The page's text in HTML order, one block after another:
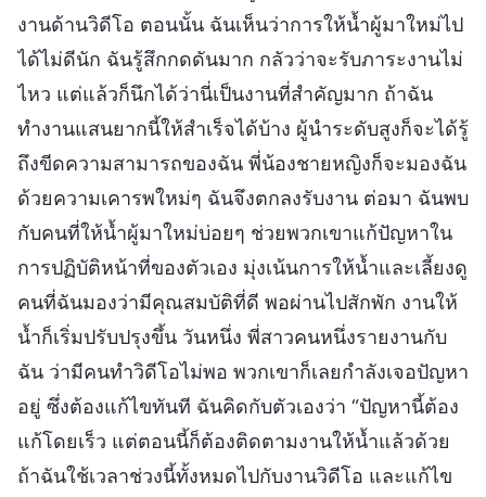
งานด้านวิดีโอ ตอนนั้น ฉันเห็นว่าการให้น้ำผู้มาใหม่ไป
ได้ไม่ดีนัก ฉันรู้สึกกดดันมาก กลัวว่าจะรับภาระงานไม่
ไหว แต่แล้วก็นึกได้ว่านี่เป็นงานที่สำคัญมาก ถ้าฉัน
ทำงานแสนยากนี้ให้สำเร็จได้บ้าง ผู้นำระดับสูงก็จะได้รู้
ถึงขีดความสามารถของฉัน พี่น้องชายหญิงก็จะมองฉัน
ด้วยความเคารพใหม่ๆ ฉันจึงตกลงรับงาน ต่อมา ฉันพบ
กับคนที่ให้น้ำผู้มาใหม่บ่อยๆ ช่วยพวกเขาแก้ปัญหาใน
การปฏิบัติหน้าที่ของตัวเอง มุ่งเน้นการให้น้ำและเลี้ยงดู
คนที่ฉันมองว่ามีคุณสมบัติที่ดี พอผ่านไปสักพัก งานให้
น้ำก็เริ่มปรับปรุงขึ้น วันหนึ่ง พี่สาวคนหนึ่งรายงานกับ
ฉัน ว่ามีคนทำวิดีโอไม่พอ พวกเขาก็เลยกำลังเจอปัญหา
อยู่ ซึ่งต้องแก้ไขทันที ฉันคิดกับตัวเองว่า “ปัญหานี้ต้อง
แก้โดยเร็ว แต่ตอนนี้ก็ต้องติดตามงานให้น้ำแล้วด้วย
ถ้าฉันใช้เวลาช่วงนี้ทั้งหมดไปกับงานวิดีโอ และแก้ไข